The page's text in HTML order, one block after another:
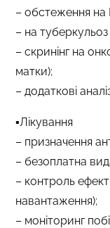
– обстеження на
– на туберкульоз
– скринінг на
матки);
– додаткові
▪️Лікування
– призначення
– безоплатна
– контроль
навантаження);
– моніторинг